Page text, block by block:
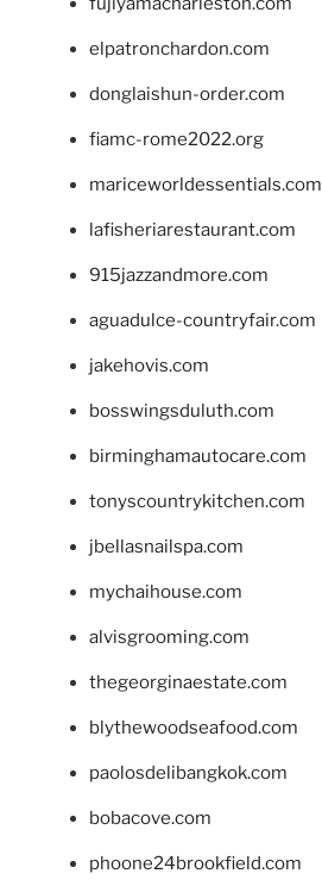
elpatronchardon.com
donglaishun-order.com
fiamc-rome2022.org
mariceworldessentials.com
lafisheriarestaurant.com
915jazzandmore.com
aguadulce-countryfair.com
jakehovis.com
bosswingsduluth.com
birminghamautocare.com
tonyscountrykitchen.com
jbellasnailspa.com
mychaihouse.com
alvisgrooming.com
thegeorginaestate.com
blythewoodseafood.com
paolosdelibangkok.com
bobacove.com
phoone24brookfield.com